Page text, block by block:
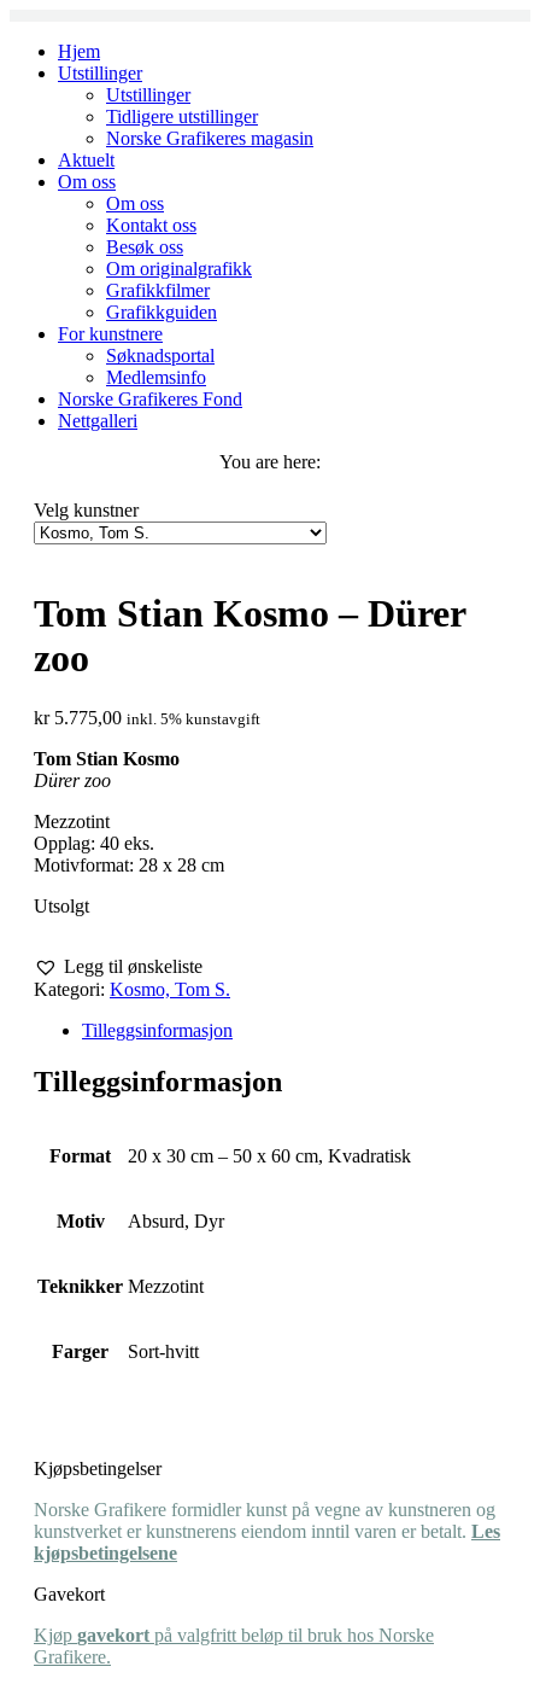
content
Hjem
Utstillinger
Utstillinger
Tidligere utstillinger
Norske Grafikeres magasin
Aktuelt
Om oss
Om oss
Kontakt oss
Besøk oss
Om originalgrafikk
Grafikkfilmer
Grafikkguiden
For kunstnere
Søknadsportal
Medlemsinfo
Norske Grafikeres Fond
Nettgalleri
You are here:
Velg kunstner
Tom Stian Kosmo – Dürer
zoo
kr5.775,00 inkl. 5% kunstavgift
Tom Stian Kosmo
Dürer zoo
Mezzotint
Opplag: 40 eks.
Motivformat: 28 x 28 cm
Utsolgt
Legg til ønskeliste
Kategori: Kosmo, Tom S.
Tilleggsinformasjon
Tilleggsinformasjon
Format 20 x 30 cm – 50 x 60 cm, Kvadratisk
Motiv Absurd, Dyr
Teknikker Mezzotint
Farger Sort-hvitt
Kjøpsbetingelser
Norske Grafikere formidler kunst på vegne av kunstneren og
kunstverket er kunstnerens eiendom inntil varen er betalt. Les
kjøpsbetingelsene
Gavekort
Kjøp gavekort på valgfritt beløp til bruk hos Norske
Grafikere.